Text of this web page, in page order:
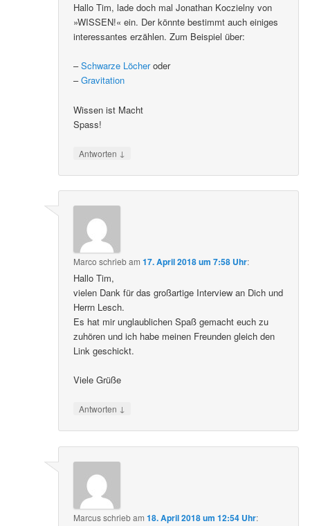
Hallo Tim, lade doch mal Jonathan Koczielny von
»WISSEN!« ein. Der könnte bestimmt auch einiges
interessantes erzählen. Zum Beispiel über:
–Schwarze Löcheroder
–Gravitation
Wissen ist Macht
Spass!
Antworten ↓
Marco schriebam17. April 2018 um 7:58 Uhr:
Hallo Tim,
vielen Dank für das großartige Interview an Dich und
Herrn Lesch.
Es hat mir unglaublichen Spaß gemacht euch zu
zuhören und ich habe meinen Freunden gleich den
Link geschickt.
Viele Grüße
Antworten ↓
Marcusschriebam18. April 2018 um 12:54 Uhr: